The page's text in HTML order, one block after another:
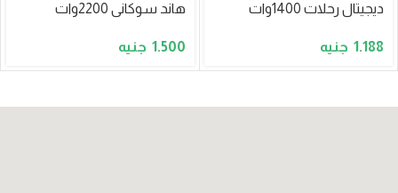
ديجيتال رحلات 1400وات
1.188
هاند سوكانى 2200وات
1.500